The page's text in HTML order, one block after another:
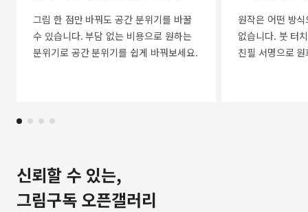
그림 한 점만 바꿔도 공간 분위기를 바꿀
수 있습니다. 부담 없는 비용으로 원하는
분위기로 공간 분위기를 쉽게 바꿔보세요.
원작은 어떤 방
없습니다. 붓 터
친필 서명으로
신뢰할 수 있는,
그림구독 오픈갤러리